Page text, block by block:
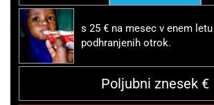
s 25 € na mesec v enem
podhranjenih otrok.